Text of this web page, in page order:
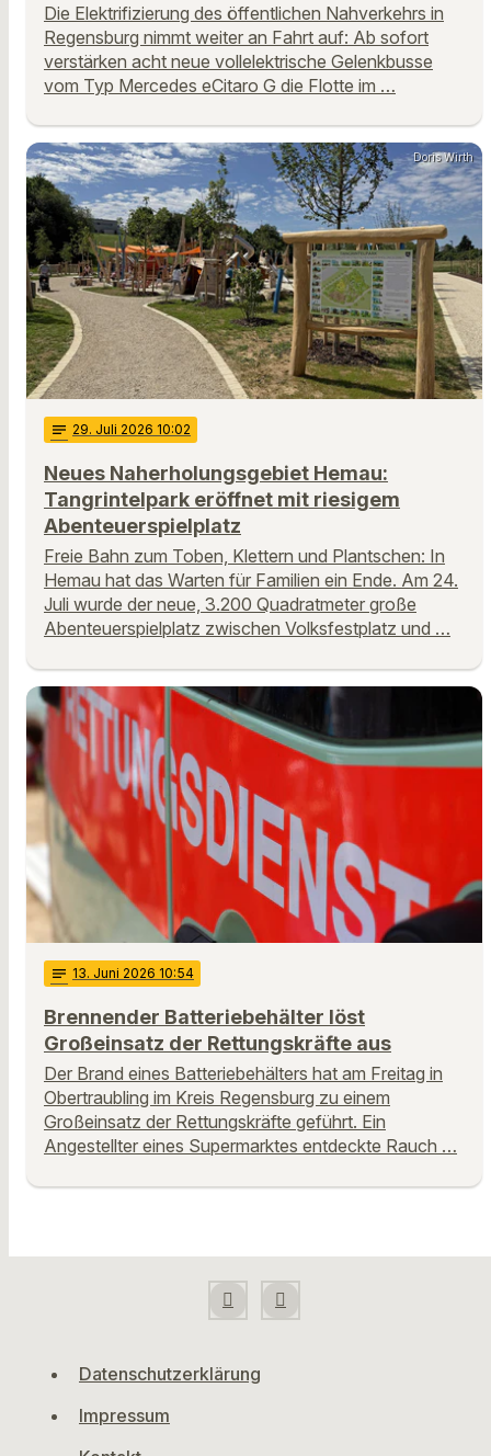
Die Elektrifizierung des öffentlichen Nahverkehrs in
Regensburg nimmt weiter an Fahrt auf: Ab sofort
verstärken acht neue vollelektrische Gelenkbusse
vom Typ Mercedes eCitaro G die Flotte im …
Doris Wirth
notes 29. Juli 2026 10:02
Neues Naherholungsgebiet Hemau:
Tangrintelpark eröffnet mit riesigem
Abenteuerspielplatz
Freie Bahn zum Toben, Klettern und Plantschen: In
Hemau hat das Warten für Familien ein Ende. Am 24.
Juli wurde der neue, 3.200 Quadratmeter große
Abenteuerspielplatz zwischen Volksfestplatz und …
notes 13. Juni 2026 10:54
Brennender Batteriebehälter löst
Großeinsatz der Rettungskräfte aus
Der Brand eines Batteriebehälters hat am Freitag in
Obertraubling im Kreis Regensburg zu einem
Großeinsatz der Rettungskräfte geführt. Ein
Angestellter eines Supermarktes entdeckte Rauch …
Datenschutzerklärung
Impressum